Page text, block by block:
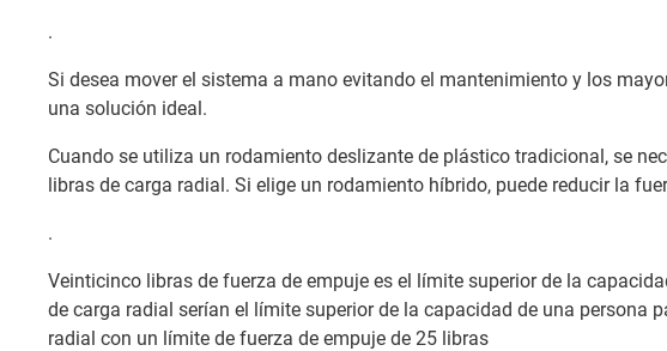
.
Si desea mover el sistema a mano evitando el mantenimiento y los
una solución ideal.
Cuando se utiliza un rodamiento deslizante de plástico tradicional, se
libras de carga radial. Si elige un rodamiento híbrido, puede reducir la
.
Veinticinco libras de fuerza de empuje es el límite superior de la
de carga radial serían el límite superior de la capacidad de una
radial con un límite de fuerza de empuje de 25 libras